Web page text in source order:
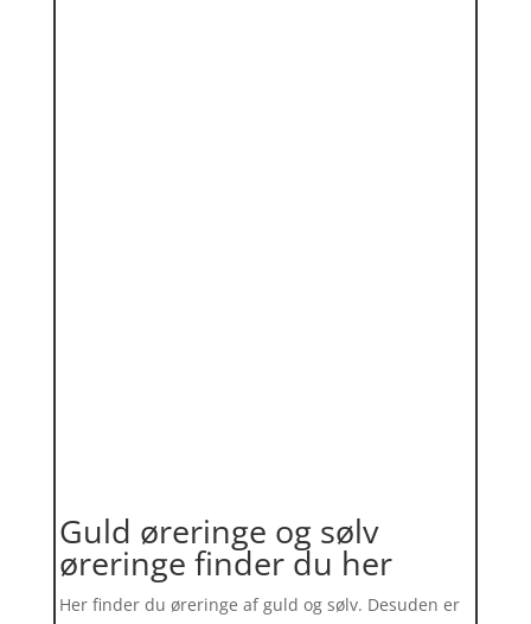
Guld øreringe og sølv
øreringe finder du her
Her finder du øreringe af guld og sølv. Desuden er